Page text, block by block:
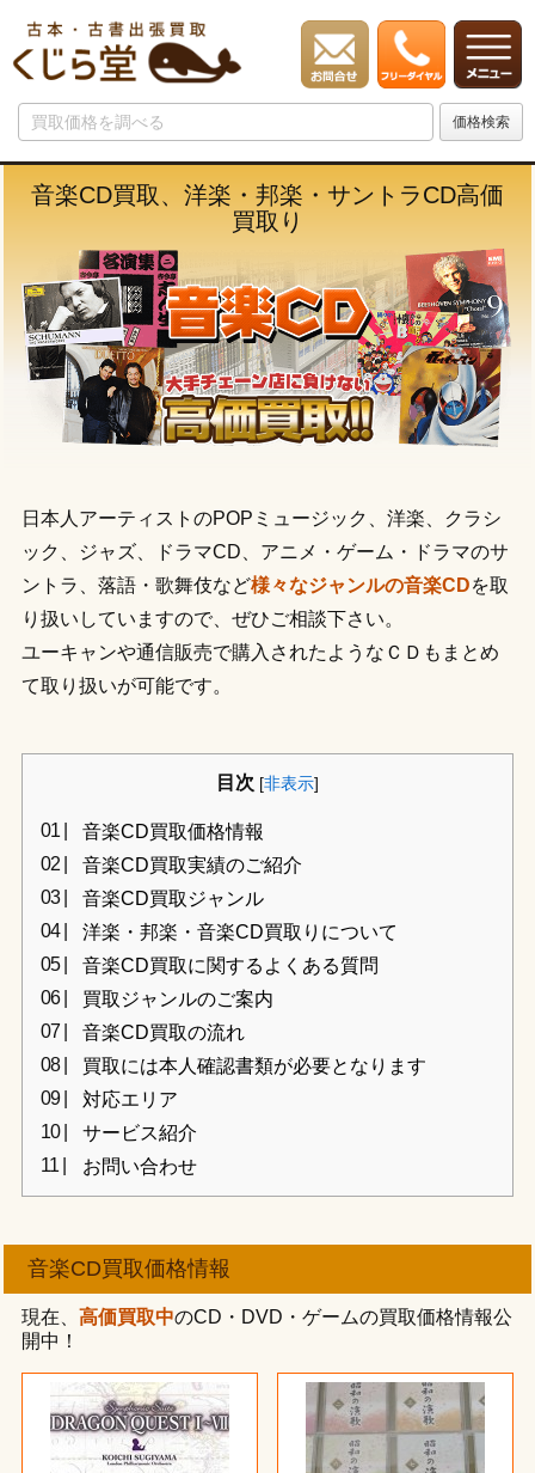
音楽CD買取、洋楽・邦楽・サントラCD高価
買取り
日本人アーティストのPOPミュージック、洋楽、クラシ
ック、ジャズ、ドラマCD、アニメ・ゲーム・ドラマのサ
ントラ、落語・歌舞伎など様々なジャンルの音楽CDを取
り扱いしていますので、ぜひご相談下さい。
ユーキャンや通信販売で購入されたようなＣＤもまとめ
て取り扱いが可能です。
目次 [非表示]
音楽CD買取価格情報
音楽CD買取実績のご紹介
音楽CD買取ジャンル
洋楽・邦楽・音楽CD買取りについて
音楽CD買取に関するよくある質問
買取ジャンルのご案内
音楽CD買取の流れ
買取には本人確認書類が必要となります
対応エリア
サービス紹介
お問い合わせ
音楽CD買取価格情報
現在、 高価買取中のCD・DVD・ゲームの買取価格情報公
開中！